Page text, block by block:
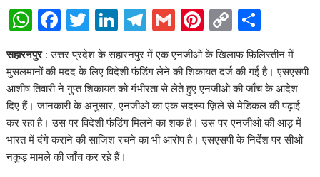
W
at
s
A
p
p
F
ac
e
b
o
o
k
T
w
itt
er
Li
k
e
dI
n
T
el
e
gr
a
m
G
m
ai
l
Pi
nt
er
e
st
C
p
y
Li
n
h
ar
e
सहारनपुर : उत्तर प्रदेश के सहारनपुर में एक एनजीओ के खिलाफ फ़िलिस्तीन में
मुसलमानों की मदद के लिए विदेशी फंडिंग लेने की शिकायत दर्ज की गई है। एसएसपी
आशीष तिवारी ने गुप्त शिकायत को गंभीरता से लेते हुए एनजीओ की जाँच के आदेश
दिए हैं। जानकारी के अनुसार, एनजीओ का एक सदस्य ज़िले से मेडिकल की पढ़ाई
कर रहा है। उस पर विदेशी फंडिंग मिलने का शक है। उस पर एनजीओ की आड़ में
भारत में दंगे कराने की साजिश रचने का भी आरोप है। एसएसपी के निर्देश पर सीओ
नकुड़ मामले की जाँच कर रहे हैं।